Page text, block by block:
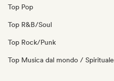
Top Pop
Top R&B/Soul
Top Rock/Punk
Top Musica dal mondo / Spirituale